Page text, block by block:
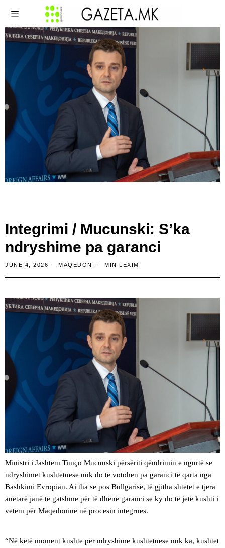
Integrimi / Mucunski: S’ka
ndryshime pa garanci
JUNE 4, 2026 MAQEDONI MIN LEXIM
Ministri i Jashtëm Timço Mucunski përsëriti qëndrimin e ngurtë se
ndryshimet kushtetuese nuk do të votohen pa garanci të qarta nga
Bashkimi Evropian. Ai tha se pos Bullgarisë, të gjitha shtetet e tjera
anëtarë janë të gatshme për të dhënë garanci se ky do të jetë kushti i
vetëm për Maqedoninë në procesin integrues.
“Në këtë moment kushte për ndryshime kushtetuese nuk ka, kushtet